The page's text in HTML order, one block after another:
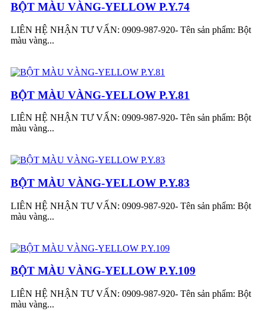
BỘT MÀU VÀNG-YELLOW P.Y.74
LIÊN HỆ NHẬN TƯ VẤN: 0909-987-920- Tên sản phẩm: Bột
màu vàng...
BỘT MÀU VÀNG-YELLOW P.Y.81
LIÊN HỆ NHẬN TƯ VẤN: 0909-987-920- Tên sản phẩm: Bột
màu vàng...
BỘT MÀU VÀNG-YELLOW P.Y.83
LIÊN HỆ NHẬN TƯ VẤN: 0909-987-920- Tên sản phẩm: Bột
màu vàng...
BỘT MÀU VÀNG-YELLOW P.Y.109
LIÊN HỆ NHẬN TƯ VẤN: 0909-987-920- Tên sản phẩm: Bột
màu vàng...